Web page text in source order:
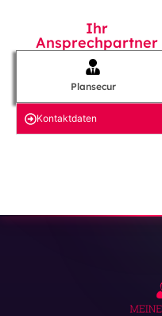
Ihr
Ansprechpartner
Plansecur
Kontakt­daten